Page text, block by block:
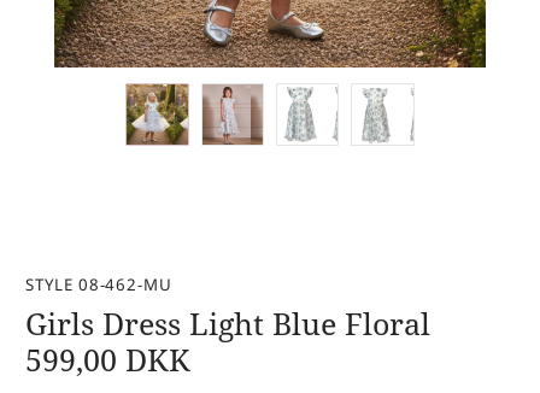
STYLE 08-462-MU
Girls Dress Light Blue Floral
599,00 DKK